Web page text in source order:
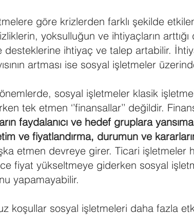
göre krizlerden farklı şekilde
yoksulluğun ve ihtiyaçların
ihtiyaç ve talep artabilir.
artması ise sosyal işletmeler
sosyal işletmeler klasik
tek etmen ‘’finansallar’’ değildir.
faydalanıcı ve hedef gruplara
ve fiyatlandırma, durumun ve
etmen devreye girer. Ticari işletmeler
fiyat yükseltmeye giderken sosyal
yapamayabilir.
koşullar sosyal işletmeleri daha fazla